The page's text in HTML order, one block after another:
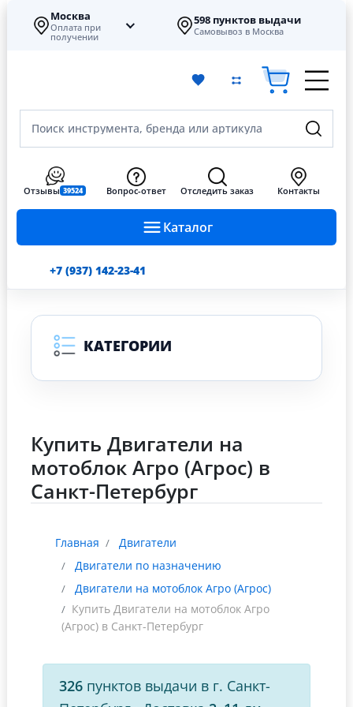
Москва
Оплата при
получении
598 пунктов выдачи
Самовывоз в Москва
Поиск инструмента, бренда или артикула
Каталог
Отзывы 39524 Вопрос-ответ Отследить заказ Контакты
+7 (937) 142-23-41
КАТЕГОРИИ
Купить Двигатели на
мотоблок Агро (Агрос) в
Санкт-Петербург
Главная
Двигатели
Двигатели по назначению
Двигатели на мотоблок Агро (Агрос)
Купить Двигатели на мотоблок Агро
(Агрос) в Санкт-Петербург
326 пунктов выдачи в г. Санкт-